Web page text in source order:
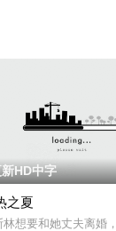
日記般的二段式電
HD中字
之夏
林想要和她丈夫离婚